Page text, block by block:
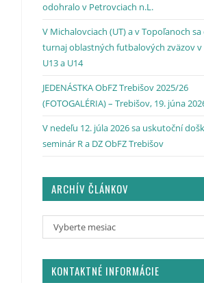
odohralo v Petrovciach n.L.
V Michalovciach (UT) a v Topoľanoch
turnaj oblastných futbalových zväzov v
U13 a U14
JEDENÁSTKA ObFZ Trebišov 2025/26
(FOTOGALÉRIA) – Trebišov, 19. júna
V nedeľu 12. júla 2026 sa uskutoční
seminár R a DZ ObFZ Trebišov
ARCHÍV ČLÁNKOV
Vyberte mesiac
KONTAKTNÉ INFORMÁCIE